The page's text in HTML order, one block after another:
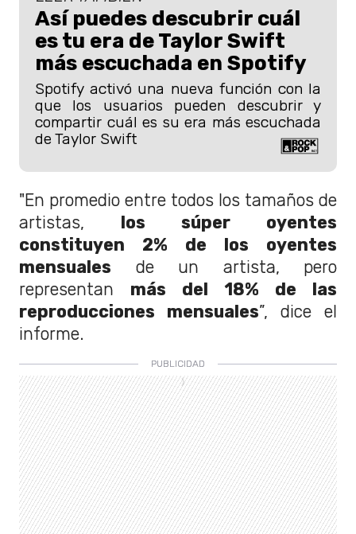
Así puedes descubrir cuál
es tu era de Taylor Swift
más escuchada en Spotify
Spotify activó una nueva función con la
que los usuarios pueden descubrir y
compartir cuál es su era más escuchada
de Taylor Swift
"En promedio entre todos los tamaños de
artistas, los súper oyentes
constituyen 2% de los oyentes
mensuales de un artista, pero
representan más del 18% de las
reproducciones mensuales”, dice el
informe.